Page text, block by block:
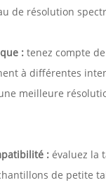
de résolution
: tenez compte
à différentes
meilleure
: évaluez la
de petite